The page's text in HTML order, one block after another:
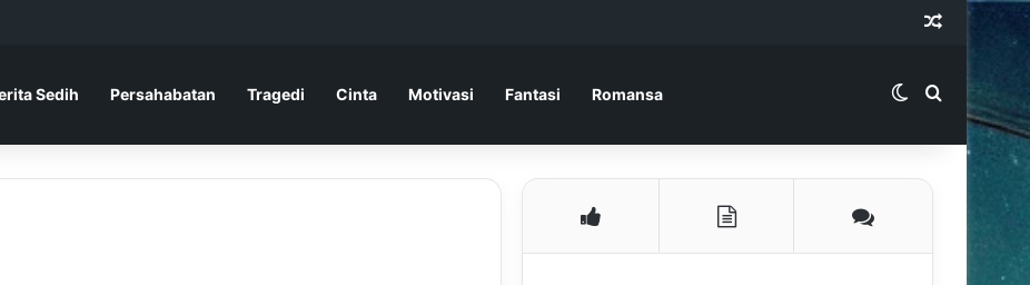
Random
Sedih Persahabatan Tragedi Cinta Motivasi Fantasi Romansa Switch skin
Search for